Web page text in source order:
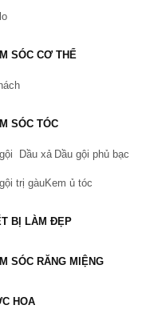
SÓC CƠ THỂ
SÓC TÓC
Dầu xả Dầu gội phủ bạc
trị gàuKem ủ tóc
BỊ LÀM ĐẸP
SÓC RĂNG MIỆNG
HOA